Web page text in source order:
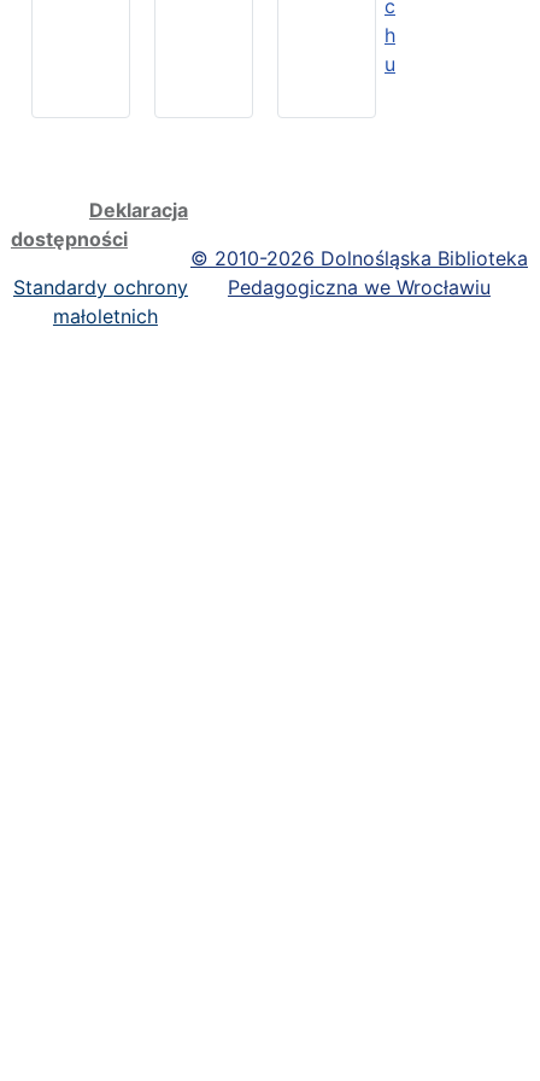
c
h
u
Deklaracja
dostępności
Standardy ochrony
małoletnich
© 2010-2026 Dolnośląska Biblioteka
Pedagogiczna we Wrocławiu